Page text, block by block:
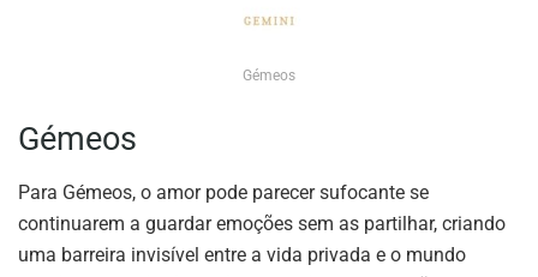
Gémeos
Gémeos
Para Gémeos, o amor pode parecer sufocante se
continuarem a guardar emoções sem as partilhar, criando
uma barreira invisível entre a vida privada e o mundo